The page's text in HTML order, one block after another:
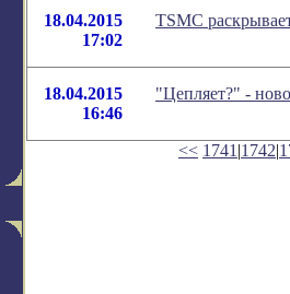
18.04.2015
17:02
TSMC
18.04.2015
16:46
"Цепляет?" -
<< 1741 |1742|